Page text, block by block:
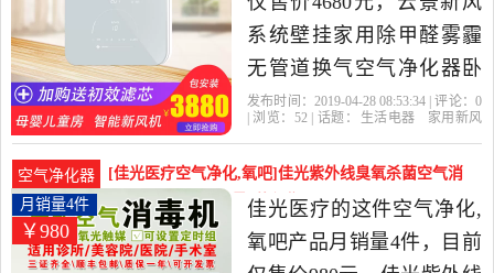
系统壁挂家用除甲醛雾霾
无管道换气空气净化器卧
室新风机是2019年云景旗
价比很高的家用新风机，
由北京发货。
发布时间：2019-04-28 08:53:34 | 评论： 0
| 浏览： 52| 话题： 生活电器
家用新风
空气净化器
[佳光医疗空气净化,氧吧]佳光紫外线臭氧杀菌空气消
毒机家用移动月销量4件仅售980元
￥980
月销量4件
佳光医疗的这件空气净化,
氧吧产品月销量4件，目前